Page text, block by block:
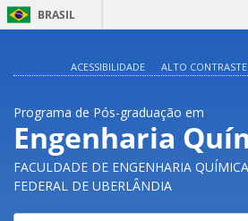
BRASIL
ACESSIBILIDADE
ALTO CONTRASTE
Programa de Pós-graduação em
Engenharia
FACULDADE DE ENGENHARIA
FEDERAL DE UBERLÂNDIA